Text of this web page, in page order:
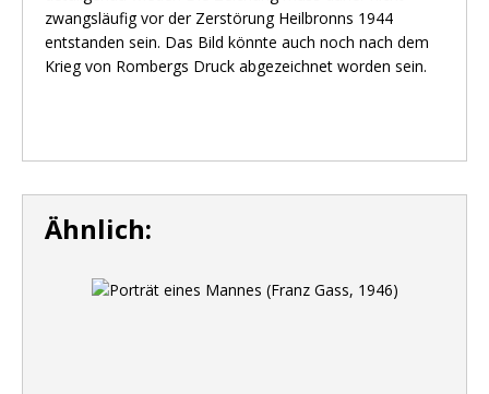
zwangsläufig vor der Zerstörung Heilbronns 1944
entstanden sein. Das Bild könnte auch noch nach dem
Krieg von Rombergs Druck abgezeichnet worden sein.
Ähnlich: